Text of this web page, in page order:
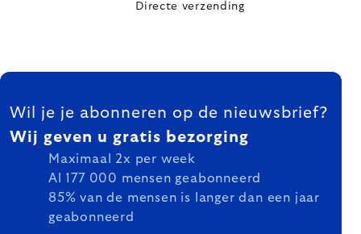
Directe verzending
FOOTER
Wil je je abonneren op de nieuwsbrief?
Wij geven u gratis bezorging
Maximaal 2x per week
Al 177 000 mensen geabonneerd
85% van de mensen is langer dan een jaar
geabonneerd